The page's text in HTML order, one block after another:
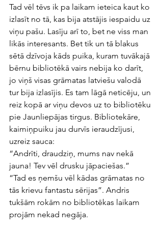
Tad vēl tēvs ik pa laikam ieteica kaut ko
izlasīt no tā, kas bija atstājis iespaidu uz
viņu pašu. Lasīju arī to, bet ne viss man
likās interesants. Bet tik un tā blakus
sētā dzīvoja kāds puika, kuram tuvākajā
bērnu bibliotēkā vairs nebija ko darīt,
jo viņš visas grāmatas latviešu valodā
tur bija izlasījis. Es tam lāgā neticēju, un
reiz kopā ar viņu devos uz to bibliotēku
pie Jaunliepājas tirgus. Bibliotekāre,
kaimiņpuiku jau durvīs ieraudzījusi,
uzreiz sauca:
“Andrīti, draudziņ, mums nav nekā
jauna! Tev vēl drusku jāpaciešas.”
“Tad es ņemšu vēl kādas grāmatas no
tās krievu fantastu sērijas”. Andris
tukšām rokām no bibliotēkas laikam
projām nekad negāja.